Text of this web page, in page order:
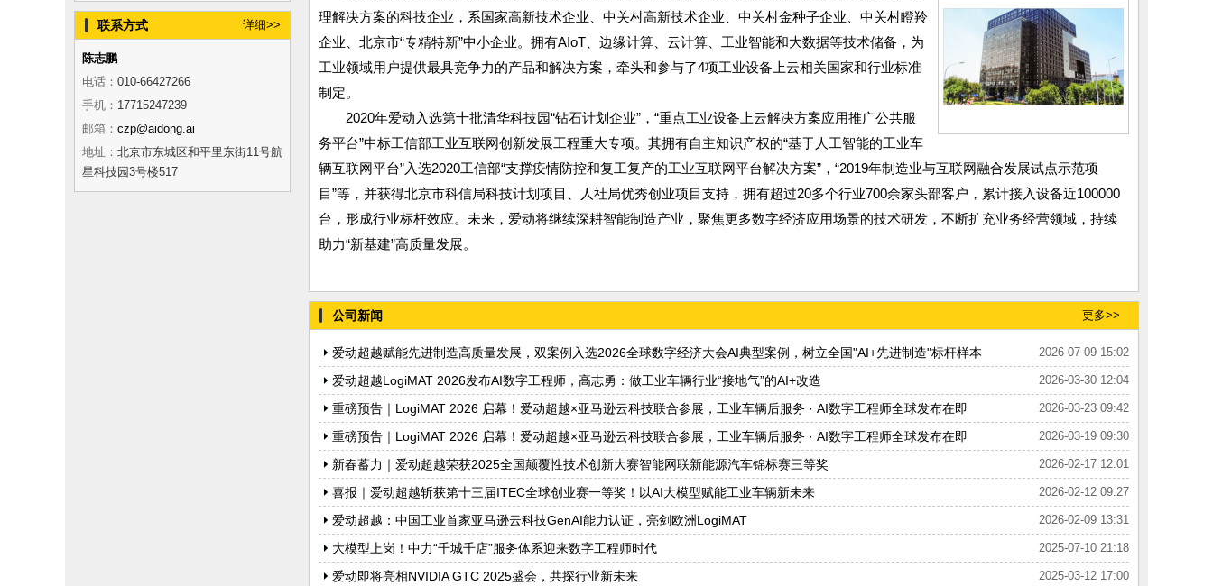
联系方式 详细>>
陈志鹏
电话： 010-66427266
手机： 17715247239
邮箱： czp@aidong.ai
地址： 北京市东城区和平里东街11号航
星科技园3号楼517
理解决方案的科技企业，系国家高新技术企业、中关村高新技术企业、中关村金种子企业、中关村瞪羚
企业、北京市“专精特新”中小企业。拥有AIoT、边缘计算、云计算、工业智能和大数据等技术储备，为
工业领域用户提供最具竞争力的产品和解决方案，牵头和参与了4项工业设备上云相关国家和行业标准
制定。
2020年爱动入选第十批清华科技园“钻石计划企业”，“重点工业设备上云解决方案应用推广公共服
务平台”中标工信部工业互联网创新发展工程重大专项。其拥有自主知识产权的“基于人工智能的工业车
辆互联网平台”入选2020工信部“支撑疫情防控和复工复产的工业互联网平台解决方案”，“2019年制造业与互联网融合发展试点示范项
目”等，并获得北京市科信局科技计划项目、人社局优秀创业项目支持，拥有超过20多个行业700余家头部客户，累计接入设备近100000
台，形成行业标杆效应。未来，爱动将继续深耕智能制造产业，聚焦更多数字经济应用场景的技术研发，不断扩充业务经营领域，持续
助力“新基建”高质量发展。
公司新闻 更多>>
爱动超越赋能先进制造高质量发展，双案例入选2026全球数字经济大会AI典型案例，树立全国"AI+先进制造"标杆样本 2026-07-09 15:02
爱动超越LogiMAT 2026发布AI数字工程师，高志勇：做工业车辆行业“接地气”的AI+改造 2026-03-30 12:04
重磅预告｜LogiMAT 2026 启幕！爱动超越×亚马逊云科技联合参展，工业车辆后服务 · AI数字工程师全球发布在即 2026-03-23 09:42
重磅预告｜LogiMAT 2026 启幕！爱动超越×亚马逊云科技联合参展，工业车辆后服务 · AI数字工程师全球发布在即 2026-03-19 09:30
新春蓄力｜爱动超越荣获2025全国颠覆性技术创新大赛智能网联新能源汽车锦标赛三等奖 2026-02-17 12:01
喜报｜爱动超越斩获第十三届ITEC全球创业赛一等奖！以AI大模型赋能工业车辆新未来 2026-02-12 09:27
爱动超越：中国工业首家亚马逊云科技GenAI能力认证，亮剑欧洲LogiMAT 2026-02-09 13:31
大模型上岗！中力“千城千店”服务体系迎来数字工程师时代 2025-07-10 21:18
爱动即将亮相NVIDIA GTC 2025盛会，共探行业新未来 2025-03-12 17:00